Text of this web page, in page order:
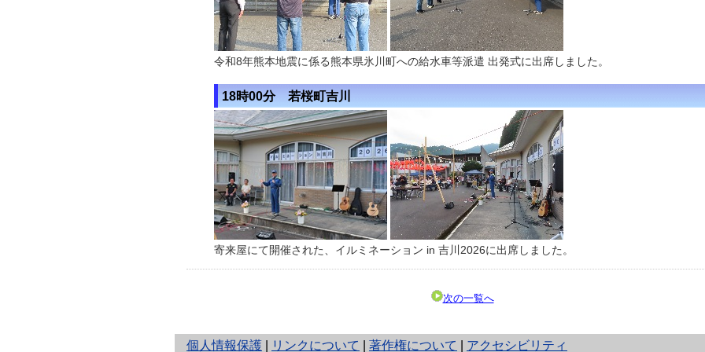
令和8年熊本地震に係る熊本県氷川町への給水車等派遣 出発式に出席しました。
18時00分 若桜町吉川
寄来屋にて開催された、イルミネーション in 吉川2026に出席しました。
次の一覧へ
個人情報保護 と
リンクについて 著作権について アクセシビリティ